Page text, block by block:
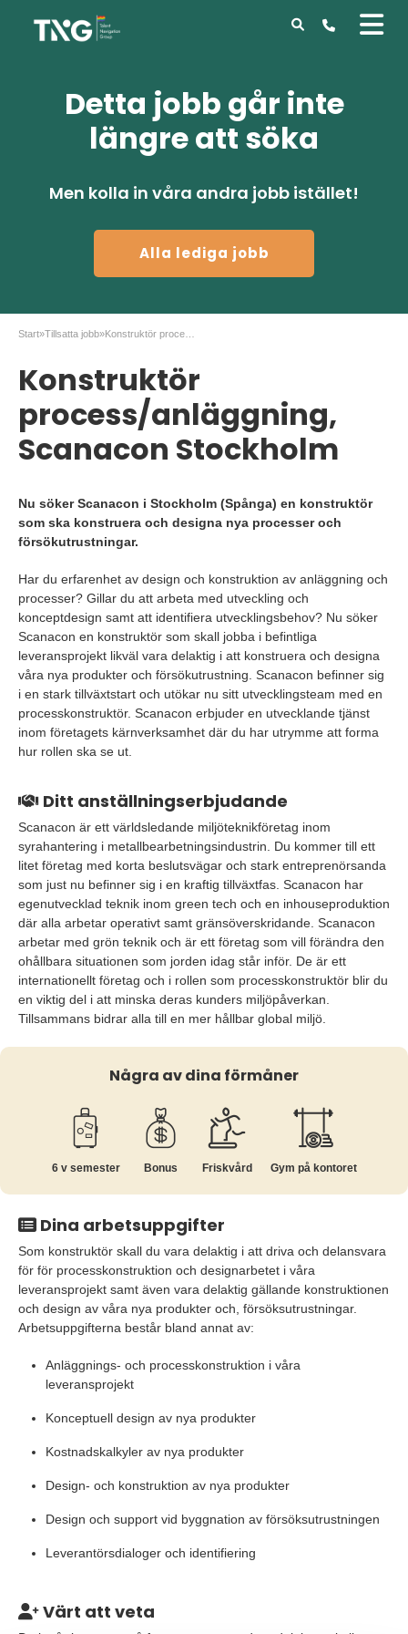
Detta jobb går inte
längre att söka
Men kolla in våra andra jobb istället!
Alla lediga jobb
Start»Tillsatta jobb»
Konstruktör
process/anläggning,
Scanacon Stockholm
Nu söker Scanacon i Stockholm (Spånga) en konstruktör
som ska konstruera och designa nya processer och
försökutrustningar.
Har du erfarenhet av design och konstruktion av anläggning och
processer? Gillar du att arbeta med utveckling och
konceptdesign samt att identifiera utvecklingsbehov? Nu söker
Scanacon en konstruktör som skall jobba i befintliga
leveransprojekt likväl vara delaktig i att konstruera och designa
våra nya produkter och försökutrustning. Scanacon befinner sig
i en stark tillväxtstart och utökar nu sitt utvecklingsteam med en
processkonstruktör. Scanacon erbjuder en utvecklande tjänst
inom företagets kärnverksamhet där du har utrymme att forma
hur rollen ska se ut.
Ditt anställningserbjudande
Scanacon är ett världsledande miljöteknikföretag inom
syrahantering i metallbearbetningsindustrin. Du kommer till ett
litet företag med korta beslutsvägar och stark entreprenörsanda
som just nu befinner sig i en kraftig tillväxtfas. Scanacon har
egenutvecklad teknik inom green tech och en inhouseproduktion
där alla arbetar operativt samt gränsöverskridande. Scanacon
arbetar med grön teknik och är ett företag som vill förändra den
ohållbara situationen som jorden idag står inför. De är ett
internationellt företag och i rollen som processkonstruktör blir du
en viktig del i att minska deras kunders miljöpåverkan.
Tillsammans bidrar alla till en mer hållbar global miljö.
Några av dina förmåner
6 v semester Bonus Friskvård Gym på kontoret
Dina arbetsuppgifter
Som konstruktör skall du vara delaktig i att driva och delansvara
för för processkonstruktion och designarbetet i våra
leveransprojekt samt även vara delaktig gällande konstruktionen
och design av våra nya produkter och, försöksutrustningar.
Arbetsuppgifterna består bland annat av:
Anläggnings- och processkonstruktion i våra
leveransprojekt
Konceptuell design av nya produkter
Kostnadskalkyler av nya produkter
Design- och konstruktion av nya produkter
Design och support vid byggnation av försöksutrustningen
Leverantörsdialoger och identifiering
Värt att veta